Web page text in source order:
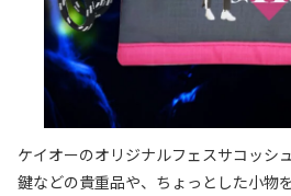
ケイオーのオリジナルフェスサコッシ
鍵などの貴重品や、ちょっとした小物